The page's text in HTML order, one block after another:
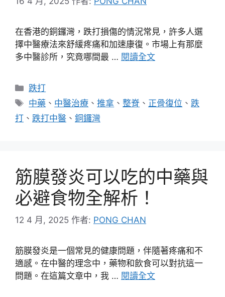
在香港的銅鑼灣，跌打損傷的情況常見，許多人選
擇中醫療法來舒緩疼痛和加速康復。市場上有那麼
多中醫診所，究竟哪間最 … 閱讀全文
分
類
跌打
標
籤
中藥 、 中醫治療 、推拿 、整脊 、 正骨復位 、 跌
打 、 跌打中醫 、 銅鑼灣
筋膜發炎可以吃的中藥與
必避食物全解析！
12 4 月, 2025 作者: PONG CHAN
筋膜發炎是一個常見的健康問題，伴隨著疼痛和不
適感。在中醫的理念中，藥物和飲食可以對抗這一
問題。在這篇文章中，我 … 閱讀全文